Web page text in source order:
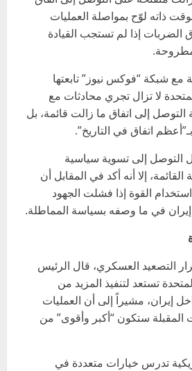
ذاته لوّح بمواصلة العمليات
الضربات إذا لم تستجب القيادة
شبكة “فوكس نيوز” تابعتها
لا تزال تجري محادثات مع
التوصل إلى اتفاق ما زالت قائمة، بل
اتفاق في التاريخ”.
التوصل إلى تسوية سياسية
إلا أنه أكد في المقابل أن
القوة إذا فشلت الجهود
في ما وصفه بسياسة المماطلة.
التصعيد العسكري، قال الرئيس
تستعد لتنفيذ المزيد من
إيران، مشيراً إلى أن العمليات
المقبلة ستكون “أكبر وأقوى” من
تدرس خيارات متعددة في